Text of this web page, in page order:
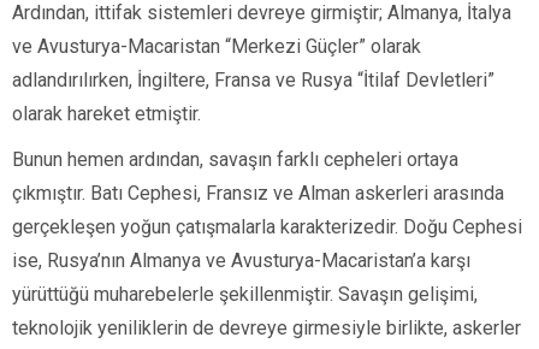
Ardından, ittifak sistemleri devreye girmiştir; Almanya, İtalya
ve Avusturya-Macaristan “Merkezi Güçler” olarak
adlandırılırken, İngiltere, Fransa ve Rusya “İtilaf Devletleri”
olarak hareket etmiştir.
Bunun hemen ardından, savaşın farklı cepheleri ortaya
çıkmıştır. Batı Cephesi, Fransız ve Alman askerleri arasında
gerçekleşen yoğun çatışmalarla karakterizedir. Doğu Cephesi
ise, Rusya’nın Almanya ve Avusturya-Macaristan’a karşı
yürüttüğü muharebelerle şekillenmiştir. Savaşın gelişimi,
teknolojik yeniliklerin de devreye girmesiyle birlikte, askerler